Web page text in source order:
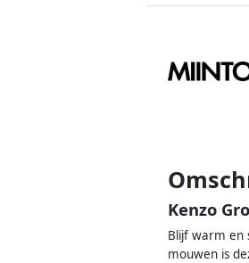
Kenzo
Blijf warm en
mouwen is